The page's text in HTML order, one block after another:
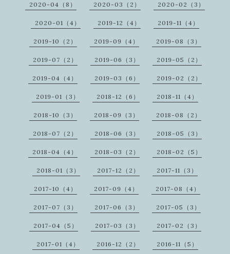
2020-04（8） 2020-03（2） 2020-02（3）
2020-01（4） 2019-12（4） 2019-11（4）
2019-10（2） 2019-09（4） 2019-08（3）
2019-07（2） 2019-06（3） 2019-05（2）
2019-04（4） 2019-03（6） 2019-02（2）
2019-01（3） 2018-12（6） 2018-11（4）
2018-10（3） 2018-09（3） 2018-08（2）
2018-07（2） 2018-06（3） 2018-05（3）
2018-04（4） 2018-03（2） 2018-02（5）
2018-01（3） 2017-12（2） 2017-11（3）
2017-10（4） 2017-09（4） 2017-08（4）
2017-07（3） 2017-06（3） 2017-05（3）
2017-04（5） 2017-03（3） 2017-02（3）
2017-01（4） 2016-12（2） 2016-11（5）